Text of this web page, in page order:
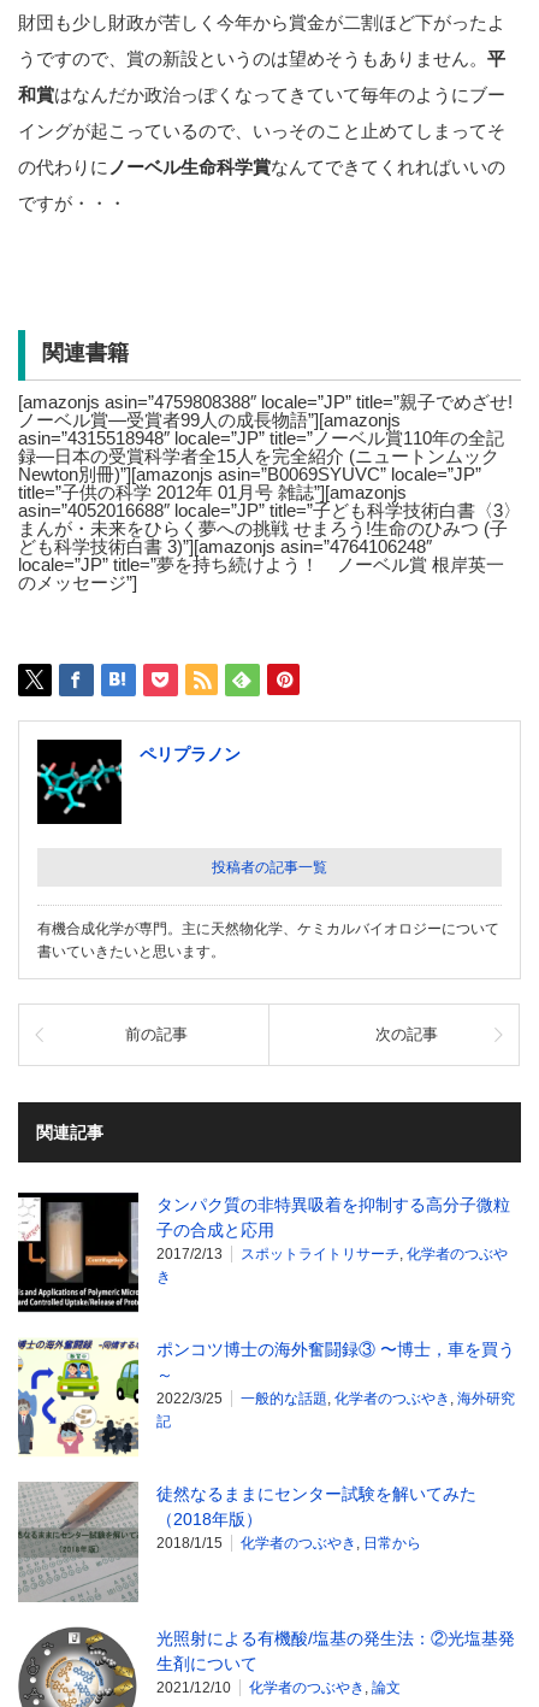
財団も少し財政が苦しく今年から賞金が二割ほど下がったよ
うですので、賞の新設というのは望めそうもありません。 平
和賞はなんだか政治っぽくなってきていて毎年のようにブー
イングが起こっているので、いっそのこと止めてしまってそ
の代わりに ノーベル生命科学賞なんてできてくれればいいの
ですが・・・
関連書籍
[amazonjs asin=”4759808388″ locale=”JP” title=”親子でめざせ!
ノーベル賞―受賞者99人の成長物語”][amazonjs
asin=”4315518948″ locale=”JP” title=”ノーベル賞110年の全記
録―日本の受賞科学者全15人を完全紹介 (ニュートンムック
Newton別冊)”][amazonjs asin=”B0069SYUVC” locale=”JP”
title=”子供の科学 2012年 01月号 雑誌”][amazonjs
asin=”4052016688″ locale=”JP” title=”子ども科学技術白書〈3〉
まんが・未来をひらく夢への挑戦 せまろう!生命のひみつ (子
ども科学技術白書 3)”][amazonjs asin=”4764106248″
locale=”JP” title=”夢を持ち続けよう！ ノーベル賞 根岸英一
のメッセージ”]
ペリプラノン
投稿者の記事一覧
有機合成化学が専門。主に天然物化学、ケミカルバイオロジーについて
書いていきたいと思います。
前の記事 次の記事
関連記事
タンパク質の非特異吸着を抑制する高分子微粒
子の合成と応用
2017/2/13 スポットライトリサーチ 化学者のつぶや
き
ポンコツ博士の海外奮闘録③ 〜博士，車を買う
～
2022/3/25 一般的な話題 化学者のつぶやき 海外研究
記
徒然なるままにセンター試験を解いてみた
（2018年版）
2018/1/15 化学者のつぶやき 日常から
光照射による有機酸/塩基の発生法：②光塩基発
生剤について
2021/12/10 化学者のつぶやき 論文